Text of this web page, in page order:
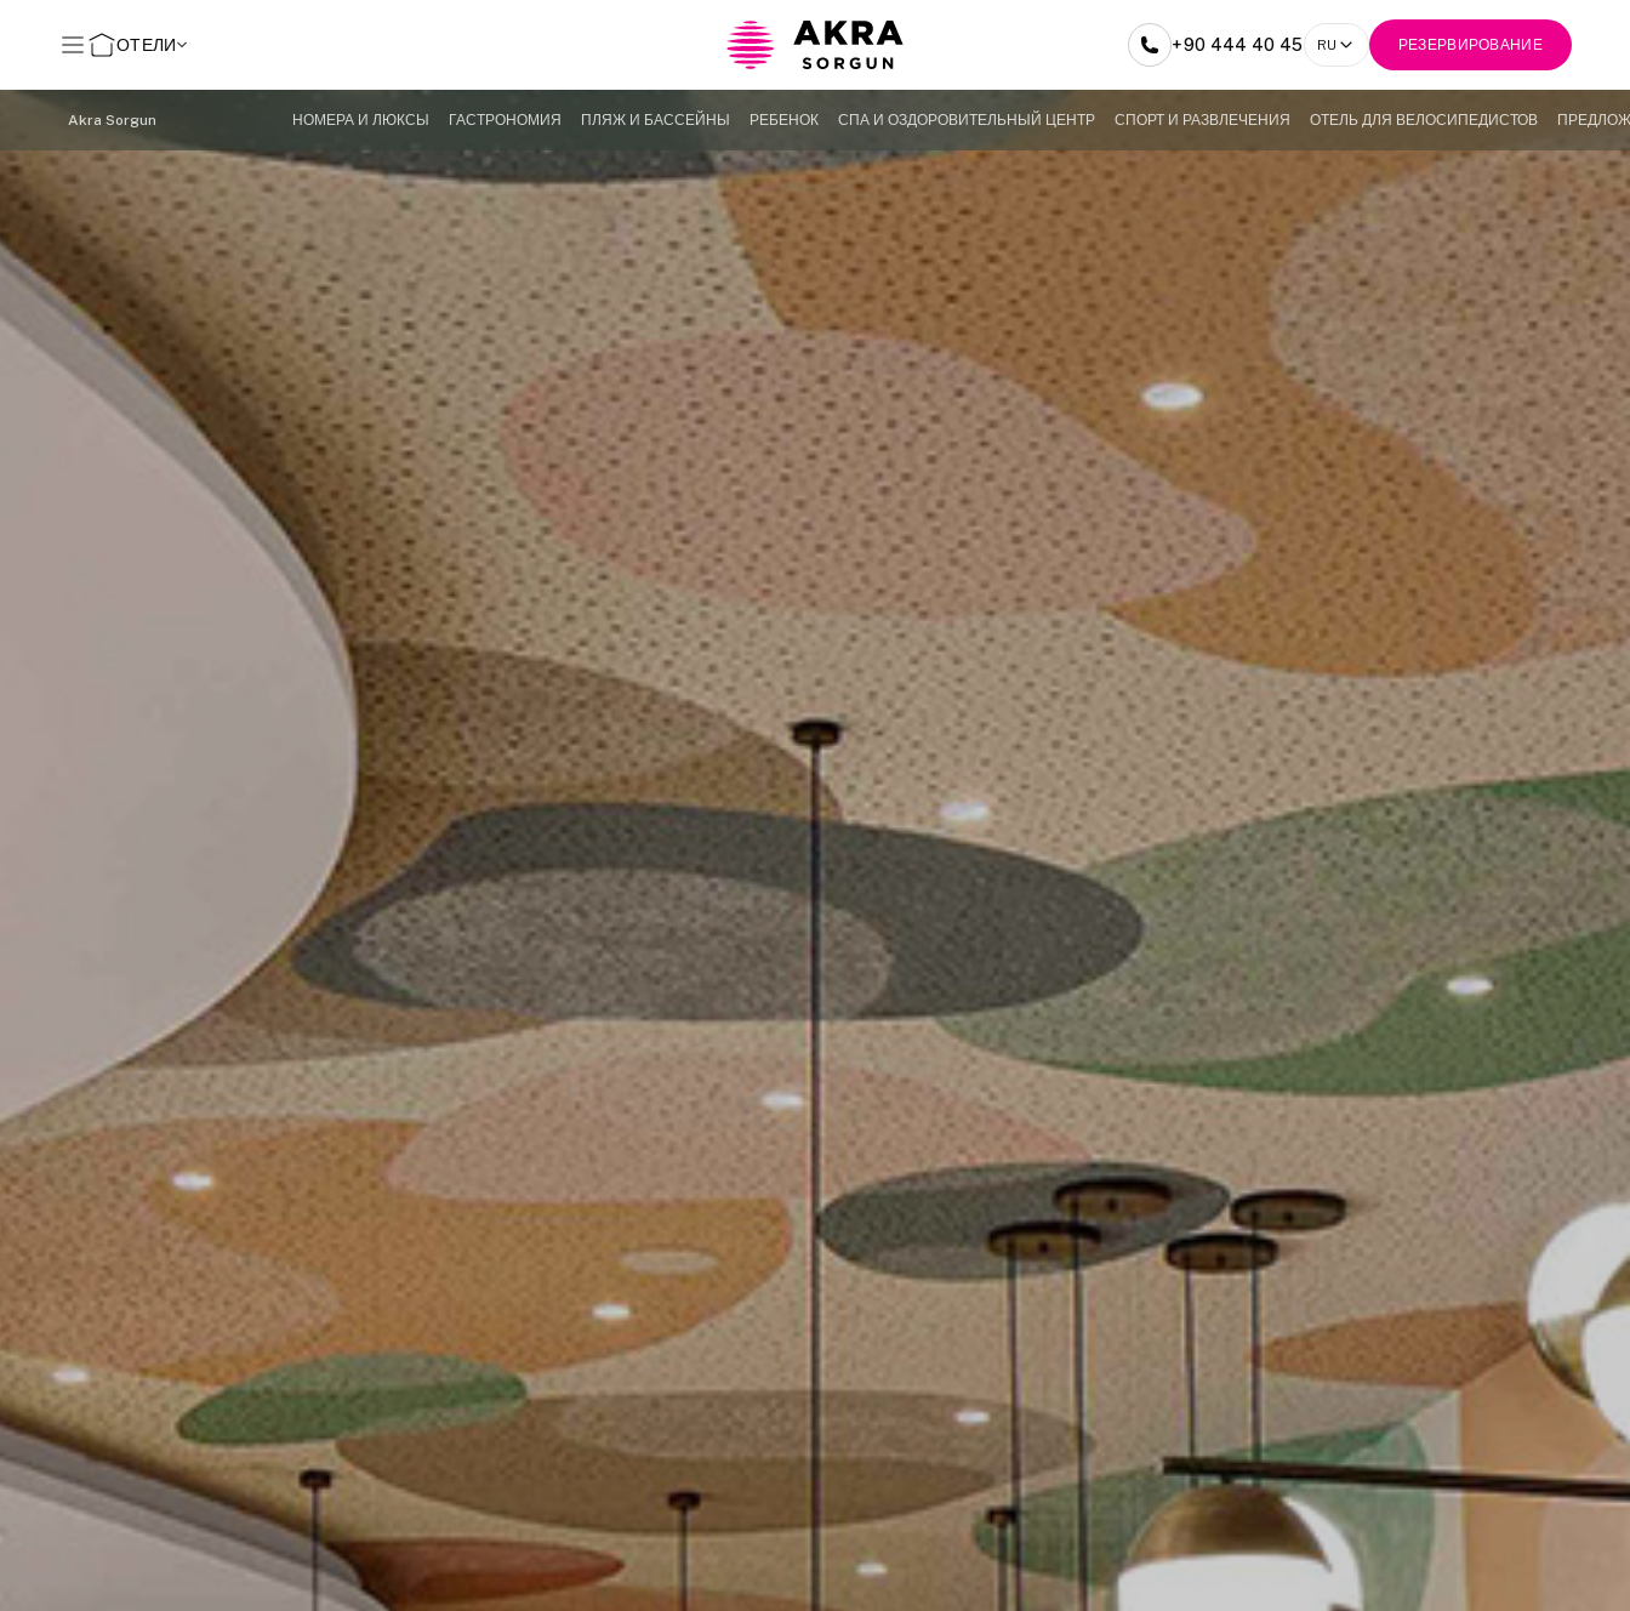
ОТЕЛИ +90 444 40 45 RU РЕЗЕРВИРОВАНИЕ
Akra Sorgun НОМЕРА И ЛЮКСЫ ГАСТРОНОМИЯ ПЛЯЖ И БАССЕЙНЫ РЕБЕНОК СПА И ОЗДОРОВИТЕЛЬНЫЙ ЦЕНТР СПОРТ И РАЗВЛЕЧЕНИЯ ОТЕЛЬ ДЛЯ ВЕЛОСИПЕДИСТОВ